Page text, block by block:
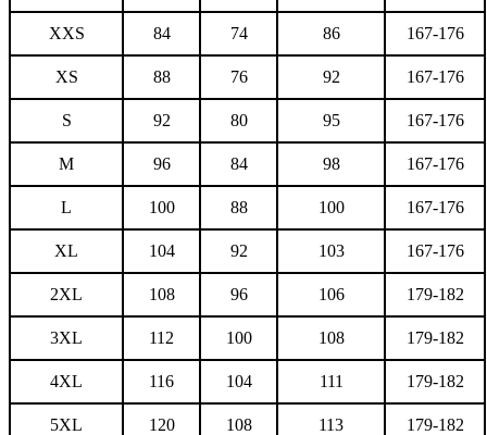
XXS 84 74 86 167-176
XS 88 76 92 167-176
S 92 80 95 167-176
M 96 84 98 167-176
L 100 88 100 167-176
XL 104 92 103 167-176
2XL 108 96 106 179-182
3XL 112 100 108 179-182
4XL 116 104 111 179-182
5XL 120 108 113 179-182